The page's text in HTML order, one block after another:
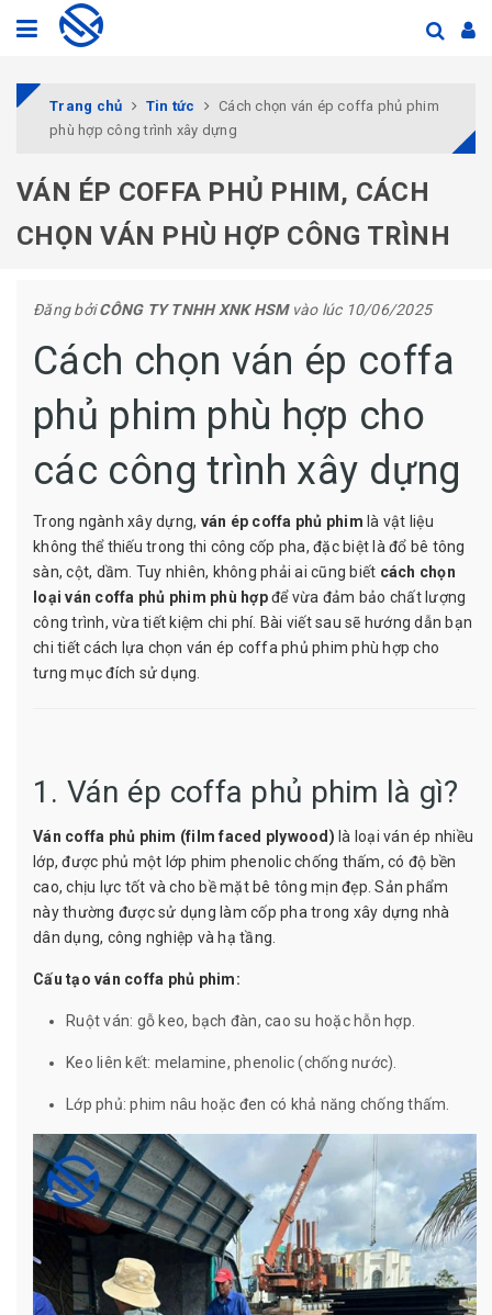
Trang chủ Tin tức
Cách chọn ván ép coffa phủ phim
phù hợp công trình xây dựng
VÁN ÉP COFFA PHỦ PHIM, CÁCH
CHỌN VÁN PHÙ HỢP CÔNG TRÌNH
Đăng bởiCÔNG TY TNHH XNK HSMvào lúc 10/06/2025
Cách chọn ván ép coffa
phủ phim phù hợp cho
các công trình xây dựng
Trong ngành xây dựng, ván ép coffa phủ phim là vật liệu
không thể thiếu trong thi công cốp pha, đặc biệt là đổ bê tông
sàn, cột, dầm. Tuy nhiên, không phải ai cũng biết cách chọn
loại ván coffa phủ phim phù hợpđể vừa đảm bảo chất lượng
công trình, vừa tiết kiệm chi phí. Bài viết sau sẽ hướng dẫn bạn
chi tiết cách lựa chọn ván ép coffa phủ phim phù hợp cho
tưng mục đích sử dụng.
1. Ván ép coffa phủ phim là gì?
Ván coffa phủ phim (film faced plywood) là loại ván ép nhiều
lớp, được phủ một lớp phim phenolic chống thấm, có độ bền
cao, chịu lực tốt và cho bề mặt bê tông mịn đẹp. Sản phẩm
này thường được sử dụng làm cốp pha trong xây dựng nhà
dân dụng, công nghiệp và hạ tầng.
Cấu tạo ván coffa phủ phim:
Ruột ván: gỗ keo, bạch đàn, cao su hoặc hỗn hợp.
Keo liên kết: melamine, phenolic (chống nước).
Lớp phủ: phim nâu hoặc đen có khả năng chống thấm.